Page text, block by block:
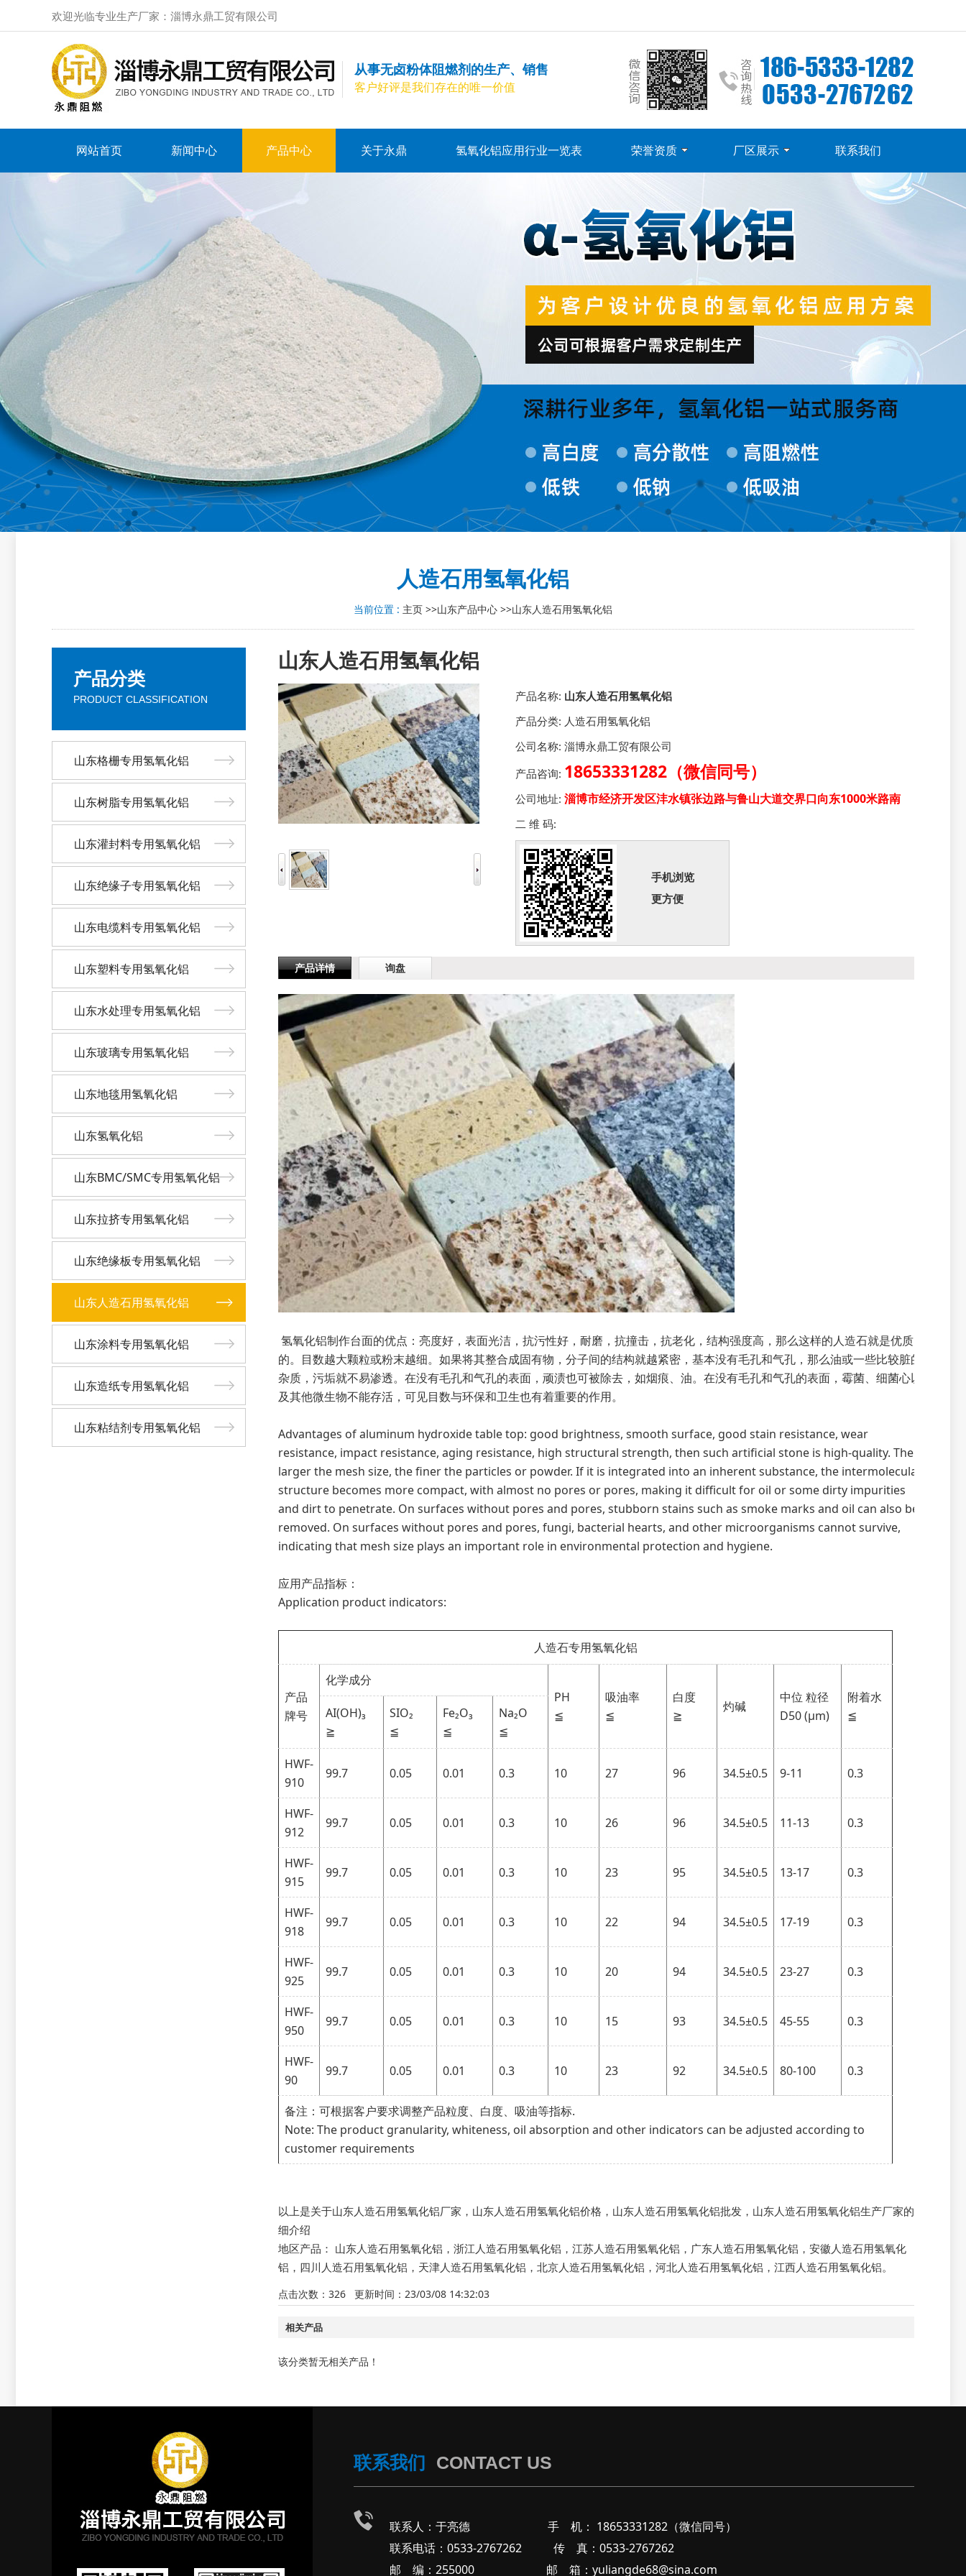
欢迎光临专业生产厂家：淄博永鼎工贸有限公司
从事无卤粉体阻燃剂的生产、销售
客户好评是我们存在的唯一价值
网站首页 新闻中心 产品中心 关于永鼎 氢氧化铝应用行业一览表 荣誉资质 厂区展示 联系我们
人造石用氢氧化铝
当前位置 : 主页 >>山东产品中心 >>山东人造石用氢氧化铝
产品分类
PRODUCT CLASSIFICATION
山东格栅专用氢氧化铝
山东树脂专用氢氧化铝
山东灌封料专用氢氧化铝
山东绝缘子专用氢氧化铝
山东电缆料专用氢氧化铝
山东塑料专用氢氧化铝
山东水处理专用氢氧化铝
山东玻璃专用氢氧化铝
山东地毯用氢氧化铝
山东氢氧化铝
山东BMC/SMC专用氢氧化铝
山东拉挤专用氢氧化铝
山东绝缘板专用氢氧化铝
山东人造石用氢氧化铝
山东涂料专用氢氧化铝
山东造纸专用氢氧化铝
山东粘结剂专用氢氧化铝
山东人造石用氢氧化铝
产品名称: 山东人造石用氢氧化铝
产品分类: 人造石用氢氧化铝
公司名称: 淄博永鼎工贸有限公司
产品咨询: 18653331282（微信同号）
公司地址: 淄博市经济开发区沣水镇张边路与鲁山大道交界口向东1000米路南
二 维 码:
手机浏览
更方便
产品详情 询盘
氢氧化铝制作台面的优点：亮度好，表面光洁，抗污性好，耐磨，抗撞击，抗老化，结构强度高，那么这样的人造石就是优质
的。目数越大颗粒或粉末越细。如果将其整合成固有物，分子间的结构就越紧密，基本没有毛孔和气孔，那么油或一些比较脏的
杂质，污垢就不易渗透。在没有毛孔和气孔的表面，顽渍也可被除去，如烟痕、油。在没有毛孔和气孔的表面，霉菌、细菌心以
及其他微生物不能存活，可见目数与环保和卫生也有着重要的作用。
Advantages of aluminum hydroxide table top: good brightness, smooth surface, good stain resistance, wear
resistance, impact resistance, aging resistance, high structural strength, then such artificial stone is high-quality. The
larger the mesh size, the finer the particles or powder. If it is integrated into an inherent substance, the intermolecular
structure becomes more compact, with almost no pores or pores, making it difficult for oil or some dirty impurities
and dirt to penetrate. On surfaces without pores and pores, stubborn stains such as smoke marks and oil can also be
removed. On surfaces without pores and pores, fungi, bacterial hearts, and other microorganisms cannot survive,
indicating that mesh size plays an important role in environmental protection and hygiene.
应用产品指标：
Application product indicators:
人造石专用氢氧化铝
产品
牌号
化学成分
PH
≦
吸油率
≦
白度
≧
灼碱
中位 粒径
D50 (μm)
附着水
≦
AI(OH)₃
≧
SIO₂
≦
Fe₂O₃
≦
Na₂O
≦
HWF-
910
99.7 0.05 0.01 0.3 10 27 96 34.5±0.5 9-11 0.3
HWF-
912
99.7 0.05 0.01 0.3 10 26 96 34.5±0.5 11-13 0.3
HWF-
915
99.7 0.05 0.01 0.3 10 23 95 34.5±0.5 13-17 0.3
HWF-
918
99.7 0.05 0.01 0.3 10 22 94 34.5±0.5 17-19 0.3
HWF-
925
99.7 0.05 0.01 0.3 10 20 94 34.5±0.5 23-27 0.3
HWF-
950
99.7 0.05 0.01 0.3 10 15 93 34.5±0.5 45-55 0.3
HWF-
90
99.7 0.05 0.01 0.3 10 23 92 34.5±0.5 80-100 0.3
备注：可根据客户要求调整产品粒度、白度、吸油等指标.
Note: The product granularity, whiteness, oil absorption and other indicators can be adjusted according to
customer requirements
以上是关于山东人造石用氢氧化铝厂家，山东人造石用氢氧化铝价格，山东人造石用氢氧化铝批发，山东人造石用氢氧化铝生产厂家的详
细介绍
地区产品： 山东人造石用氢氧化铝 ， 浙江人造石用氢氧化铝 ， 江苏人造石用氢氧化铝 ， 广东人造石用氢氧化铝 ， 安徽人造石用氢氧化
铝 ， 四川人造石用氢氧化铝 ， 天津人造石用氢氧化铝 ， 北京人造石用氢氧化铝 ， 河北人造石用氢氧化铝 ， 江西人造石用氢氧化铝。
点击次数： 326 更新时间：23/03/08 14:32:03
相关产品
该分类暂无相关产品！
联系我们 CONTACT US
联系人：于亮德 手 机： 18653331282（微信同号）
联系电话：0533-2767262 传 真：0533-2767262
邮 编：255000 邮 箱：yuliangde68@sina.com